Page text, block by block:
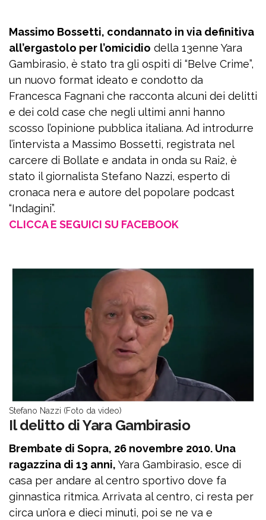
Massimo Bossetti, condannato in via definitiva
all’ergastolo per l’omicidio della 13enne Yara
Gambirasio, è stato tra gli ospiti di “Belve Crime”,
un nuovo format ideato e condotto da
Francesca Fagnani che racconta alcuni dei delitti
e dei cold case che negli ultimi anni hanno
scosso l’opinione pubblica italiana. Ad introdurre
l’intervista a Massimo Bossetti, registrata nel
carcere di Bollate e andata in onda su Rai2, è
stato il giornalista Stefano Nazzi, esperto di
cronaca nera e autore del popolare podcast
“Indagini”.
CLICCA E SEGUICI SU FACEBOOK
Stefano Nazzi (Foto da video)
Il delitto di Yara Gambirasio
Brembate di Sopra, 26 novembre 2010. Una
ragazzina di 13 anni, Yara Gambirasio, esce di
casa per andare al centro sportivo dove fa
ginnastica ritmica. Arrivata al centro, ci resta per
circa un’ora e dieci minuti, poi se ne va e